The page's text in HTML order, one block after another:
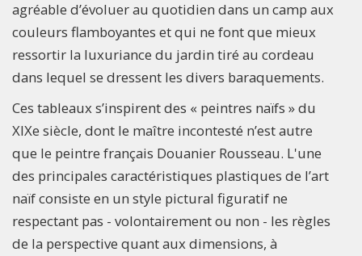
agréable d’évoluer au quotidien dans un camp aux
couleurs flamboyantes et qui ne font que mieux
ressortir la luxuriance du jardin tiré au cordeau
dans lequel se dressent les divers baraquements.
Ces tableaux s’inspirent des « peintres naïfs » du
XIXe siècle, dont le maître incontesté n’est autre
que le peintre français Douanier Rousseau. L'une
des principales caractéristiques plastiques de l’art
naïf consiste en un style pictural figuratif ne
respectant pas - volontairement ou non - les règles
de la perspective quant aux dimensions, à